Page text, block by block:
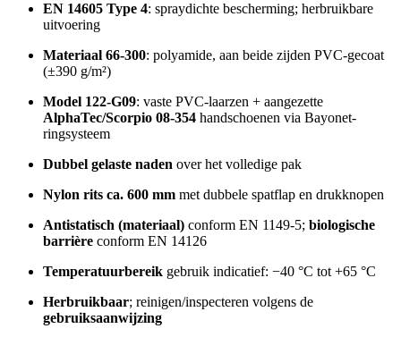
EN 14605 Type 4: spraydichte bescherming; herbruikbare
uitvoering
Materiaal 66-300: polyamide, aan beide zijden PVC-gecoat
(±390 g/m²)
Model 122-G09: vaste PVC-laarzen + aangezette
AlphaTec/Scorpio 08-354 handschoenen via Bayonet-
ringsysteem
Dubbel gelaste naden over het volledige pak
Nylon rits ca. 600 mm met dubbele spatflap en drukknopen
Antistatisch (materiaal) conform EN 1149-5; biologische
barrière conform EN 14126
Temperatuurbereik gebruik indicatief: −40 °C tot +65 °C
Herbruikbaar; reinigen/inspecteren volgens de
gebruiksaanwijzing